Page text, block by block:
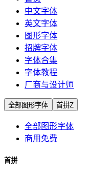
中文字体
英文字体
图形字体
招牌字体
字体合集
字体教程
厂商与设计师
全部图形字体 首拼Z
全部图形字体
商用免费
首拼